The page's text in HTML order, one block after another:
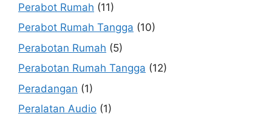
Perabot Rumah (11)
Perabot Rumah Tangga (10)
Perabotan Rumah (5)
Perabotan Rumah Tangga (12)
Peradangan (1)
Peralatan Audio (1)